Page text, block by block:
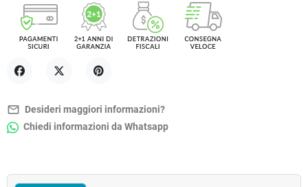
mail_outline Desideri maggiori informazioni?
Chiedi informazioni da Whatsapp